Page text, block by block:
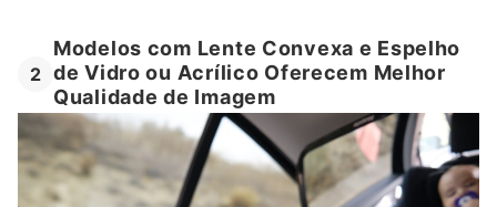
2
Modelos com Lente Convexa e Espelho
de Vidro ou Acrílico Oferecem Melhor
Qualidade de Imagem